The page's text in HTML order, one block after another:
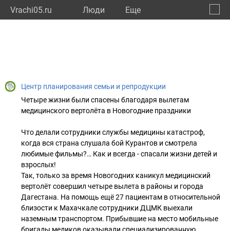
Vrachi05.ru Люди Eще
Центр планирования семьи и репродукции
Четыре жизни были спасены благодаря вылетам
медицинского вертолёта в Новогодние праздники
Что делали сотрудники службы медицины катастроф,
когда вся страна слушала бой Курантов и смотрела
любимые фильмы?… Как и всегда - спасали жизни детей и
взрослых!
Так, только за время Новогодних каникул медицинский
вертолёт совершил четыре вылета в районы и города
Дагестана. На помощь ещё 27 пациентам в относительной
близости к Махачкале сотрудники ДЦМК выехали
наземным транспортом. Прибывшие на место мобильные